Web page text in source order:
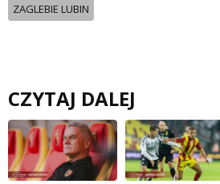
ZAGLEBIE LUBIN
CZYTAJ DALEJ